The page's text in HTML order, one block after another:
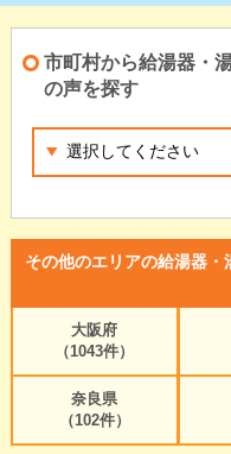
市町村から給湯器・
の声を探す
その他のエリアの給湯器
大阪府
（1043件）
奈良県
（102件）